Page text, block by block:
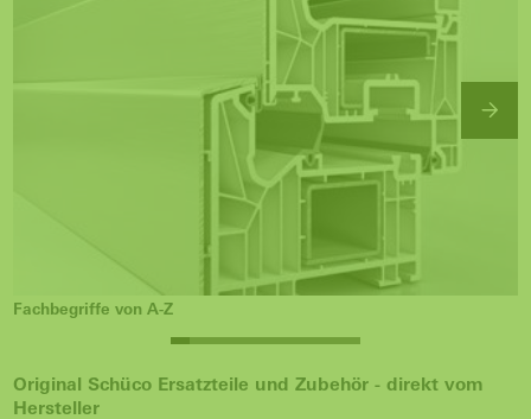
Fachbegriffe von A-Z
Original Schüco Ersatzteile und Zubehör - direkt vom
Hersteller